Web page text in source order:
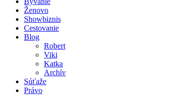
Ženovo
Showbiznis
Cestovanie
Blog
Robert
Viki
Katka
Archív
Súťaže
Právo